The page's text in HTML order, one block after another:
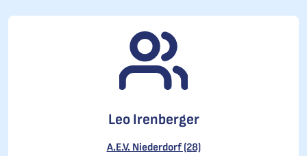
Leo Irenberger
A.E.V. Niederdorf (28)